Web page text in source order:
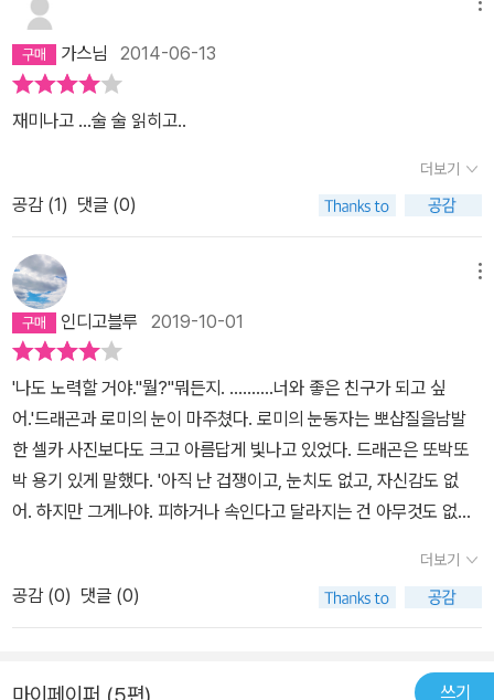
기 시작한다.자전거에 마음을 빼앗긴 용지호는 용돈으로 용무늬 저지
자전거를 즐겨 타게 된다.자전거를 매개로 양재천에서 새로운 인간관
계를 맺으며, 우여곡절 많은 한 해를 보내게 된다.이야기 전개와 문체
가 가볍고 귀엽고 유쾌해서, 재미있게 읽을 수 있다. 필자도 수차례 웃
으면서 이야기를 즐겼다.2014년 당시에 유행했던 표현과 트렌드를
중학생 용지호의 말을 빌려 사실적으로 보여준다. 2010년대 초반에
도입부를 읽으면, 이 소설에 대한 호기심이 동하고 구미가 당길 것이
다.(즐겁고 따뜻한 마음으로 독서하고 나서 필자의 리뷰를 발견했다
면, 프롤로그를 다시 한번 읽어보기를 권한다.)˝양재천에 드래곤이 있
다!˝˝길을 잃고 양재천을 헤매고 있을 때 그를 만난 거야. 그는 마치
광야의 초인처럼 홀연히 나타났어. 드래곤이 그려진 두건을 쓰고 붉
은빛의 자전거를 탄 그 사내는 바람처럼 내 옆을 스쳐 지나갔고, 나는
귀신에 홀린 듯 그의 뒷모습에 이끌려 페달을 밟았지. 어디를 향해 달
렸는지, 시간이 얼마나 지났는지도 몰라. 그를 따라 달리다 보니 어느
덧 나는 익숙한 길 위에 있었고, 그는 유유히 밤안개 속으로 사라졌어.
들은 자못 진지한 표정으로 드래곤을 칭송하기를 멈추지 않았다. 드
래곤이 나타나자 양재천의 살진 비둘기들이 학익진을 펼치며 드래곤
의 머리 위로 호위 비행을 했다는 둥, 영역을 다투던 토끼와 너구리가
고 양재천으로 뛰어들자 모세의 기적처럼 물길이 양 갈래로 갈라졌다
가스님 2014-06-13
재미나고 ...술 술 읽히고..
더보기
공감 (1) 댓글 (0)
인디고블루 2019-10-01
'나도 노력할 거야.''뭘?''뭐든지. .………너와 좋은 친구가 되고 싶
어.'드래곤과 로미의 눈이 마주쳤다. 로미의 눈동자는 뽀샵질을남발
한 셀카 사진보다도 크고 아름답게 빛나고 있었다. 드래곤은 또박또
박 용기 있게 말했다. '아직 난 겁쟁이고, 눈치도 없고, 자신감도 없
어. 하지만 그게나야. 피하거나 속인다고 달라지는 건 아무것도 없다
진이 되기 위해 노력할 거야.''지금도 나쁘지 않아. 고마워, 드래곤.'
더보기
공감 (0) 댓글 (0)
쓰기